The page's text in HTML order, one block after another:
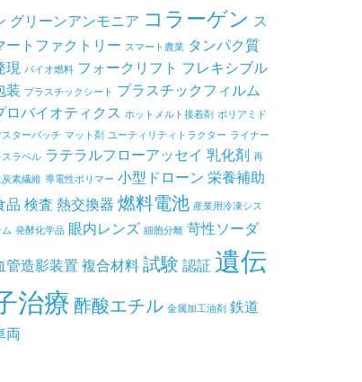
グリーンアンモニア コラーゲン ス
ートファクトリー スマート農業 タンパク質
現 バイオ燃料 フォークリフト フレキシブル
装 プラスチックシート プラスチックフィルム
ロバイオティクス ホットメルト接着剤 ポリアミド
スターバッチ マット剤 ユーティリティトラクター ライナー
スラベル ラテラルフローアッセイ 乳化剤 再
素繊維 導電性ポリマー 小型ドローン 栄養補助
品 検査 熱交換器 燃料電池 産業用冷凍シス
発酵化学品 眼内レンズ 細胞分離 苛性ソーダ
管造影装置 複合材料試験 認証 遺伝
治療 酢酸エチル 金属加工油剤 鉄道
両